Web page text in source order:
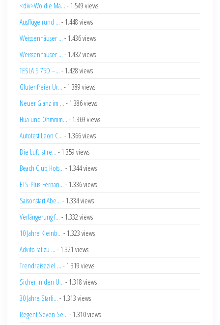
<div>Wo die Mä... - 1.549 views
Ausflüge rund ... - 1.448 views
Weissenhäuser ... - 1.436 views
Weissenhäuser ... - 1.432 views
TESLA S 75D –... - 1.428 views
Glutenfreier Ur... - 1.389 views
Neuer Glanz im ... - 1.386 views
Hüa und Ohmmm... - 1.369 views
Autotest Leon C... - 1.366 views
Die Luft ist re... - 1.359 views
Beach Club Hots... - 1.344 views
ETS-Plus-Fernan... - 1.336 views
Saisonstart Abe... - 1.334 views
Verlängerung f... - 1.332 views
10 Jahre Kleinb... - 1.323 views
Advito rät zu ... - 1.321 views
Trendreiseziel ... - 1.319 views
Sicher in den U... - 1.318 views
30 Jahre Starli... - 1.313 views
Regent Seven Se... - 1.310 views